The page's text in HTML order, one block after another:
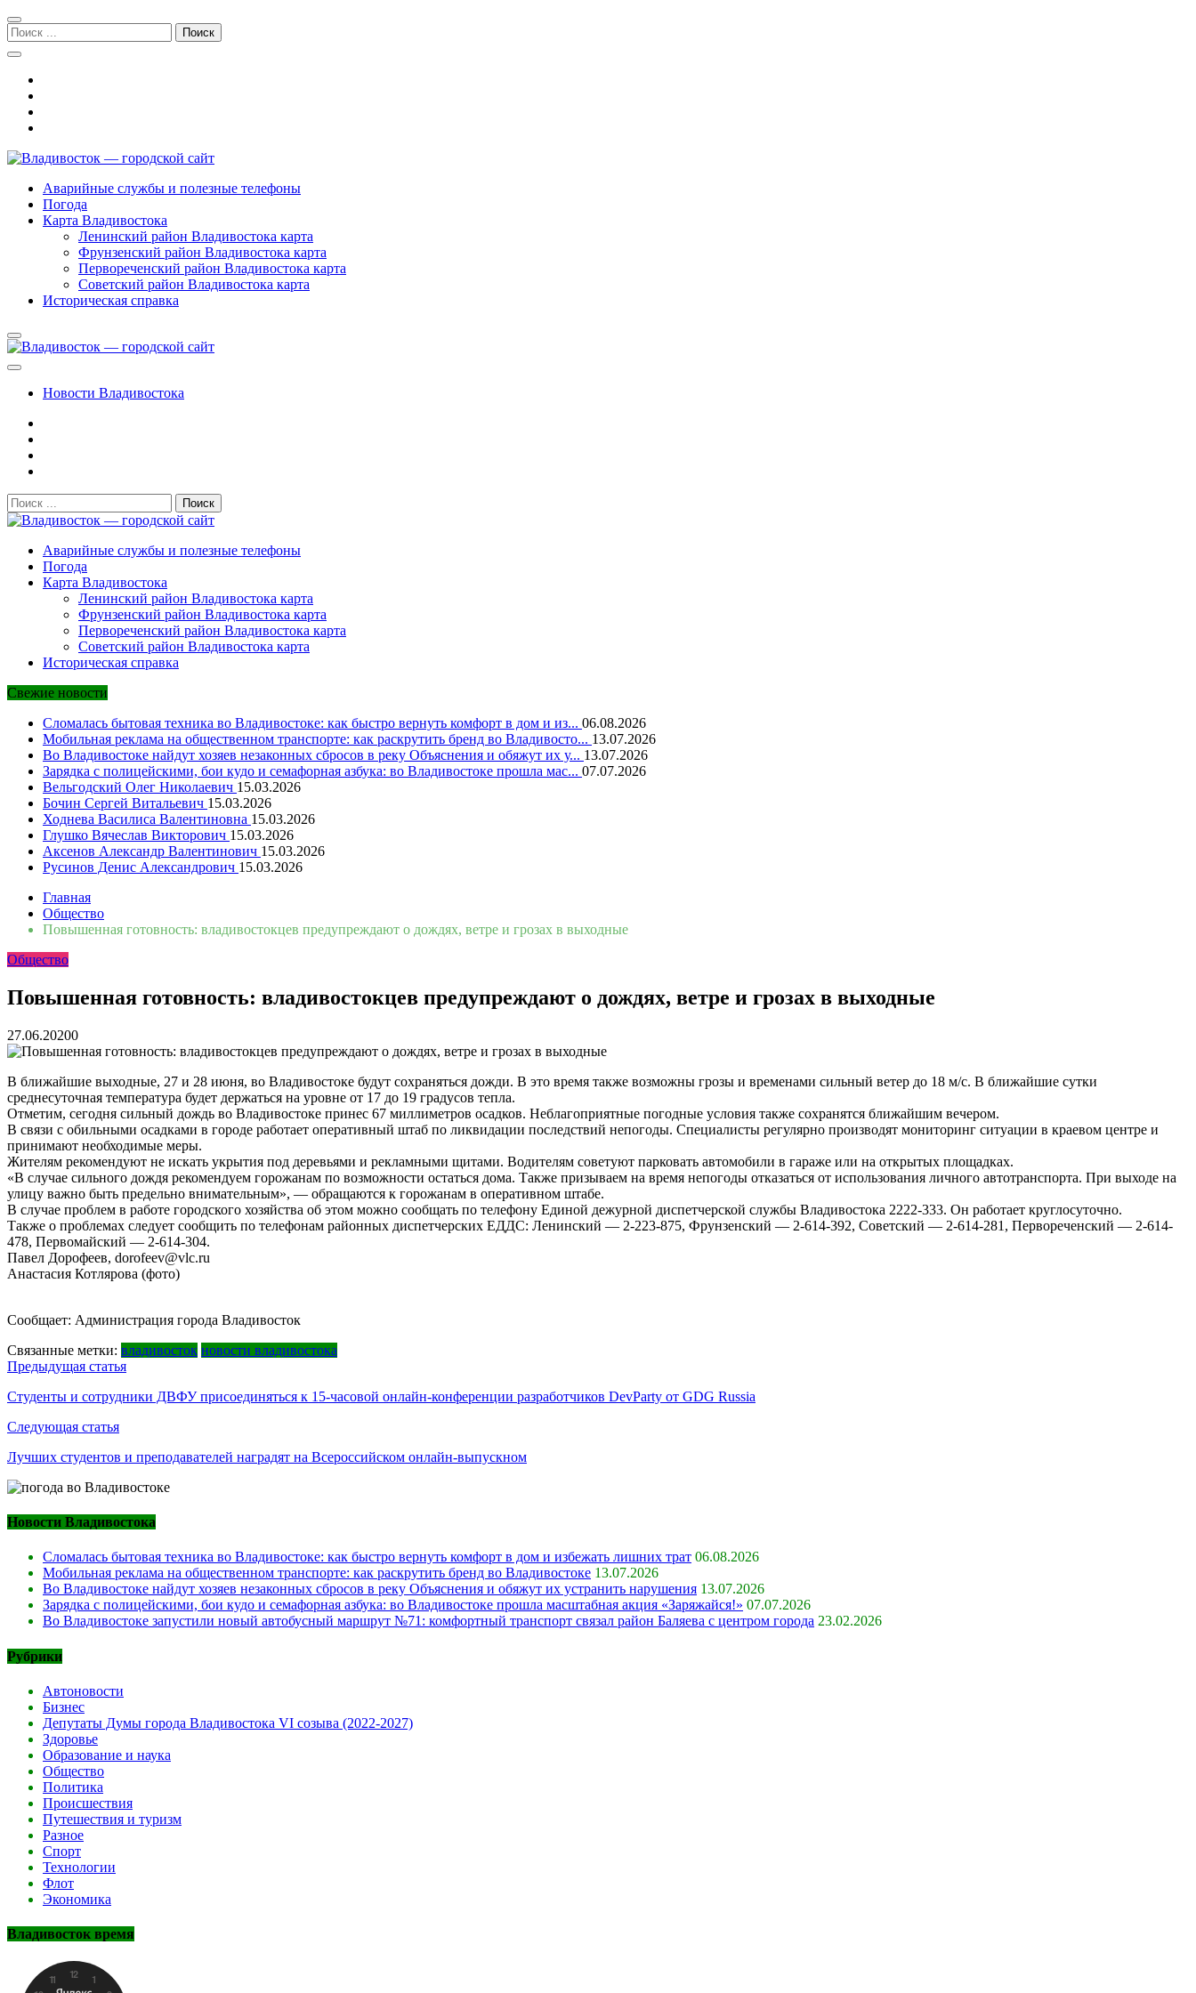
Перейти
к
навигации
Перейти
к
содержимому
Поиск:
Владивосток — городской сайт
Аварийные службы и полезные телефоны
Погода
Карта Владивостока
Ленинский район Владивостока карта
Фрунзенский район Владивостока карта
Первореченский район Владивостока карта
Советский район Владивостока карта
Историческая справка
Новости Владивостока
Поиск:
Владивосток — городской сайт
Аварийные службы и полезные телефоны
Погода
Карта Владивостока
Ленинский район Владивостока карта
Фрунзенский район Владивостока карта
Первореченский район Владивостока карта
Советский район Владивостока карта
Историческая справка
Свежие новости
Сломалась бытовая техника во Владивостоке: как быстро вернуть комфорт в дом и из... 06.08.2026
Мобильная реклама на общественном транспорте: как раскрутить бренд во Владивосто... 13.07.2026
Во Владивостоке найдут хозяев незаконных сбросов в реку Объяснения и обяжут их у... 13.07.2026
Зарядка с полицейскими, бои кудо и семафорная азбука: во Владивостоке прошла мас... 07.07.2026
Вельгодский Олег Николаевич 15.03.2026
Бочин Сергей Витальевич 15.03.2026
Ходнева Василиса Валентиновна 15.03.2026
Глушко Вячеслав Викторович 15.03.2026
Аксенов Александр Валентинович 15.03.2026
Русинов Денис Александрович 15.03.2026
Главная
Общество
Повышенная готовность: владивостокцев предупреждают о дождях, ветре и грозах в выходные
Общество
Повышенная готовность: владивостокцев предупреждают о дождях, ветре и грозах в выходные
27.06.20200
В ближайшие выходные, 27 и 28 июня, во Владивостоке будут сохраняться дожди. В это время также возможны грозы и временами сильный ветер до 18 м/с. В ближайшие сутки
среднесуточная температура будет держаться на уровне от 17 до 19 градусов тепла.
Отметим, сегодня сильный дождь во Владивостоке принес 67 миллиметров осадков. Неблагоприятные погодные условия также сохранятся ближайшим вечером.
В связи с обильными осадками в городе работает оперативный штаб по ликвидации последствий непогоды. Специалисты регулярно производят мониторинг ситуации в краевом центре и
принимают необходимые меры.
Жителям рекомендуют не искать укрытия под деревьями и рекламными щитами. Водителям советуют парковать автомобили в гараже или на открытых площадках.
«В случае сильного дождя рекомендуем горожанам по возможности остаться дома. Также призываем на время непогоды отказаться от использования личного автотранспорта. При выходе на
улицу важно быть предельно внимательным», — обращаются к горожанам в оперативном штабе.
В случае проблем в работе городского хозяйства об этом можно сообщать по телефону Единой дежурной диспетчерской службы Владивостока 2222-333. Он работает круглосуточно.
Также о проблемах следует сообщить по телефонам районных диспетчерских ЕДДС: Ленинский — 2-223-875, Фрунзенский — 2-614-392, Советский — 2-614-281, Первореченский — 2-614-
478, Первомайский — 2-614-304.
Павел Дорофеев, dorofeev@vlc.ru
Анастасия Котлярова (фото)
Сообщает: Администрация города Владивосток
Связанные метки: владивосток новости владивостока
Навигация
по
записям
Предыдущая статья
Студенты и сотрудники ДВФУ присоединяться к 15-часовой онлайн-конференции разработчиков DevParty от GDG Russia
Следующая статья
Лучших студентов и преподавателей наградят на Всероссийском онлайн-выпускном
Новости Владивостока
Сломалась бытовая техника во Владивостоке: как быстро вернуть комфорт в дом и избежать лишних трат 06.08.2026
Мобильная реклама на общественном транспорте: как раскрутить бренд во Владивостоке 13.07.2026
Во Владивостоке найдут хозяев незаконных сбросов в реку Объяснения и обяжут их устранить нарушения 13.07.2026
Зарядка с полицейскими, бои кудо и семафорная азбука: во Владивостоке прошла масштабная акция «Заряжайся!» 07.07.2026
Во Владивостоке запустили новый автобусный маршрут №71: комфортный транспорт связал район Баляева с центром города 23.02.2026
Рубрики
Автоновости
Бизнес
Депутаты Думы города Владивостока VI созыва (2022-2027)
Здоровье
Образование и наука
Общество
Политика
Происшествия
Путешествия и туризм
Разное
Спорт
Технологии
Флот
Экономика
Владивосток время